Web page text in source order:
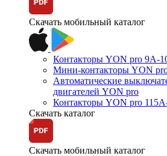
Скачать мобильный каталог
Контакторы YON pro 9А-
Мини-контакторы YON
Автоматические
двигателей YON pro
Контакторы YON pro
Скачать каталог
Скачать мобильный каталог